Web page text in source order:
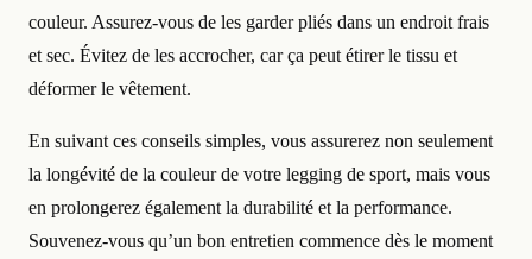
couleur. Assurez-vous de les garder pliés dans un endroit frais
et sec. Évitez de les accrocher, car ça peut étirer le tissu et
déformer le vêtement.
En suivant ces conseils simples, vous assurerez non seulement
la longévité de la couleur de votre legging de sport, mais vous
en prolongerez également la durabilité et la performance.
Souvenez-vous qu’un bon entretien commence dès le moment